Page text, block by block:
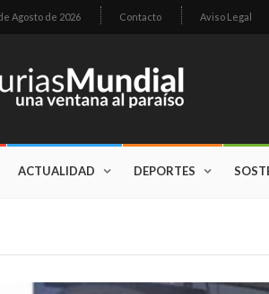
Agosto de 2026 Contacto Aviso Legal
ACTUALIDAD DEPORTES